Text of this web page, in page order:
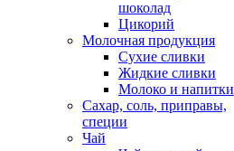
шоколад
Цикорий
Молочная продукция
Сухие сливки
Жидкие сливки
Молоко и напитки
Сахар, соль, приправы,
специи
Чай